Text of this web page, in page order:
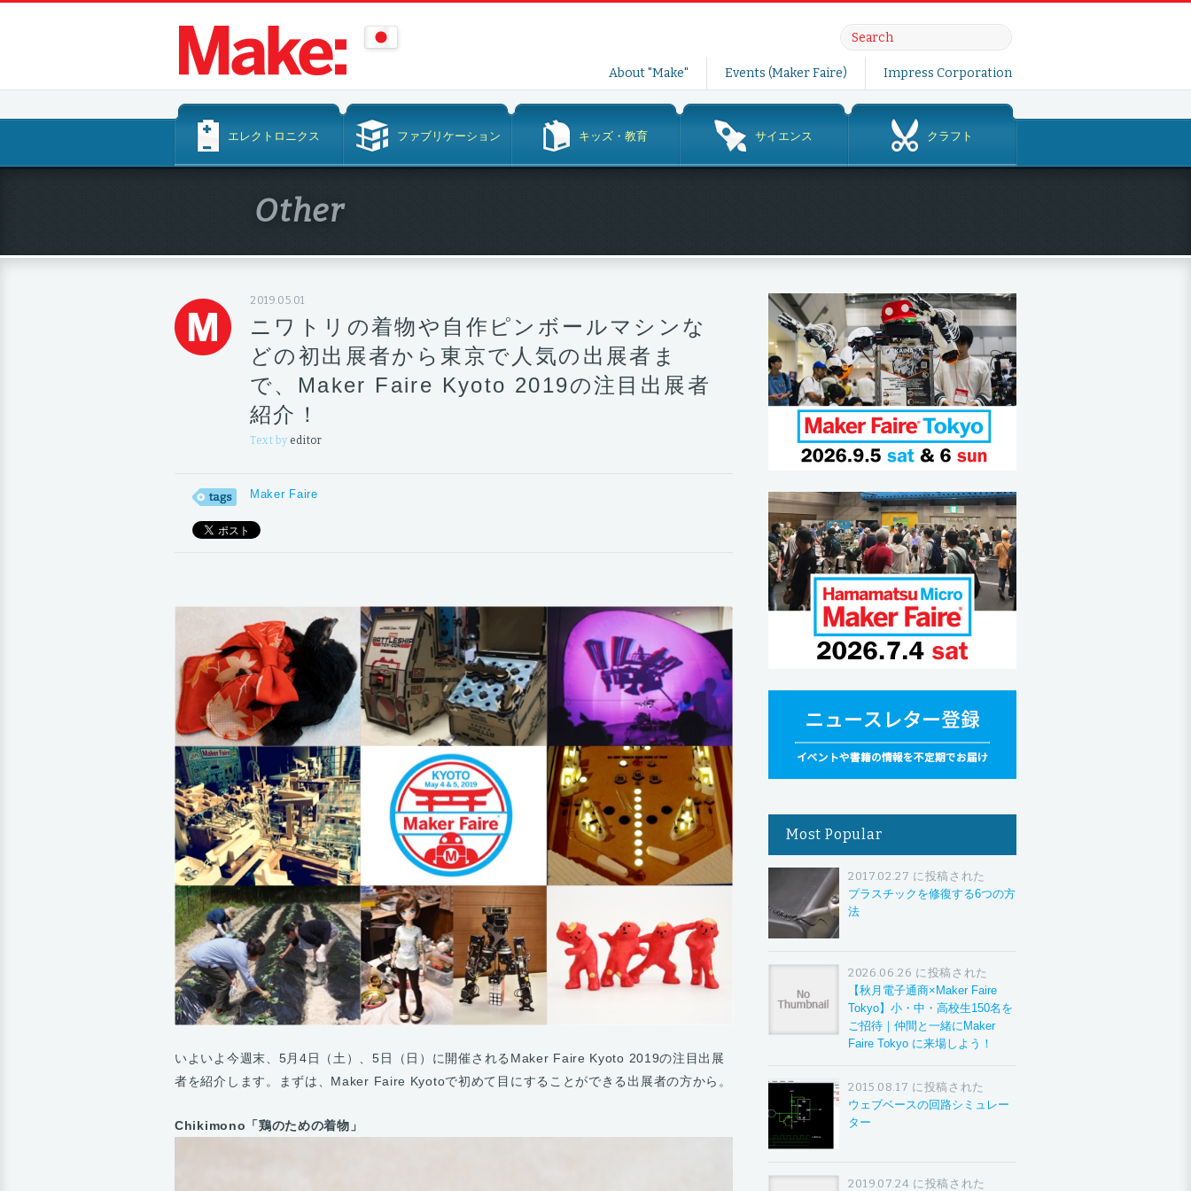
テ
ツ
へ
About "Make" Events (Maker Faire) Impress Corporation
テ
ス
エレクトロニクス ファブリケーション キッズ・教育 サイエンス クラフト
Other
2019.05.01
ニワトリの着物や自作ピンボールマシンな
どの初出展者から東京で人気の出展者ま
で、Maker Faire Kyoto 2019の注目出展者
紹介！
Text by editor
Maker Faire
いよいよ今週末、5月4日（土）、5日（日）に開催されるMaker Faire Kyoto 2019の注目出展
者を紹介します。まずは、Maker Faire Kyotoで初めて目にすることができる出展者の方から。
Chikimono「鶏のための着物」
Most Popular
2017.02.27 に投稿された
プラスチックを修復する6つの方
法
2026.06.26 に投稿された
【秋月電子通商×Maker Faire
Tokyo】小・中・高校生150名を
ご招待｜仲間と一緒にMaker
Faire Tokyo に来場しよう！
2015.08.17 に投稿された
ウェブベースの回路シミュレー
ター
2019.07.24 に投稿された